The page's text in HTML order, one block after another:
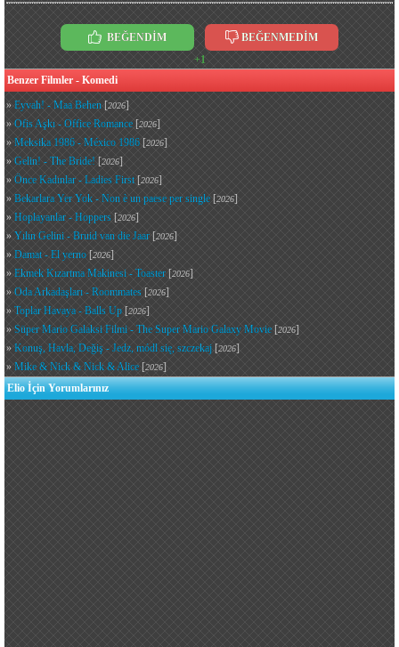
BEĞENDİM
BEĞENMEDİM
+1
Benzer Filmler - Komedi
» Eyvah! - Maa Behen [2026]
» Ofis Aşkı - Office Romance [2026]
» Meksika 1986 - México 1986 [2026]
» Gelin! - The Bride! [2026]
» Önce Kadınlar - Ladies First[2026]
» Bekarlara Yer Yok - Non è un paese per single [2026]
» Hoplayanlar - Hoppers [2026]
» Yılın Gelini - Bruid van die Jaar [2026]
» Damat - El yerno [2026]
» Ekmek Kızartma Makinesi - Toaster [2026]
» Oda Arkadaşları - Roommates [2026]
» Toplar Havaya - Balls Up [2026]
» Süper Mario Galaksi Filmi - The Super Mario Galaxy Movie [2026]
» Konuş, Havla, Değiş - Jedz, módl się, szczekaj [2026]
» Mike & Nick & Nick & Alice [2026]
Elio İçin Yorumlarınız